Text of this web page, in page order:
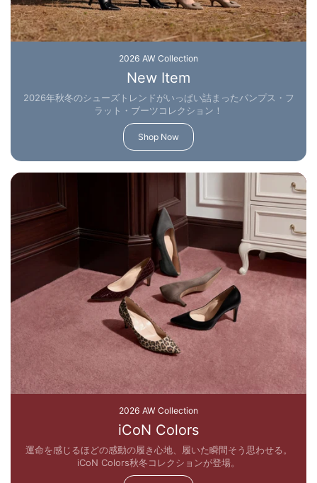
2026 AW Collection
New Item
2026年秋冬のシューズトレンドがいっぱい詰まったパンプス・フ
ラット・ブーツコレクション！
Shop Now
2026 AW Collection
iCoN Colors
運命を感じるほどの感動の履き心地、履いた瞬間そう思わせる。
iCoN Colors秋冬コレクションが登場。